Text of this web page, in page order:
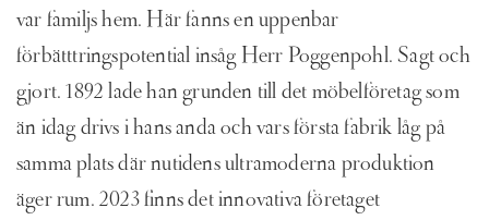
var familjs hem. Här fanns en uppenbar
förbätttringspotential insåg Herr Poggenpohl. Sagt och
gjort. 1892 lade han grunden till det möbelföretag som
än idag drivs i hans anda och vars första fabrik låg på
samma plats där nutidens ultramoderna produktion
äger rum. 2023 finns det innovativa företaget